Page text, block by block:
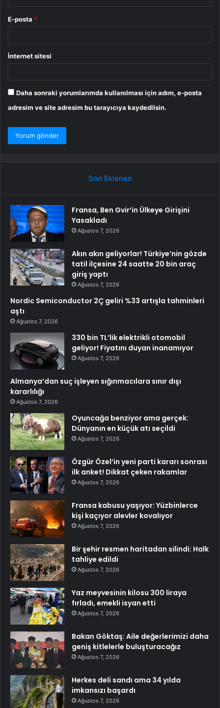
E-posta *
İnternet sitesi
Daha sonraki yorumlarımda kullanılması için adım, e-posta
adresim ve site adresim bu tarayıcıya kaydedilsin.
Son Eklenen
Fransa, Ben Gvir’in Ülkeye Girişini
Yasakladı
Ağustos 7, 2026
Akın akın geliyorlar! Türkiye’nin gözde
tatil ilçesine 24 saatte 20 bin araç
giriş yaptı
Ağustos 7, 2026
Nordic Semiconductor 2Ç geliri %33 artışla tahminleri
aştı
Ağustos 7, 2026
330 bin TL’lik elektrikli otomobil
geliyor! Fiyatını duyan inanamıyor
Ağustos 7, 2026
Almanya’dan suç işleyen sığınmacılara sınır dışı
kararlılığı
Ağustos 7, 2026
Oyuncağa benziyor ama gerçek:
Dünyanın en küçük atı seçildi
Ağustos 7, 2026
Özgür Özel’in yeni parti kararı sonrası
ilk anket! Dikkat çeken rakamlar
Ağustos 7, 2026
Fransa kabusu yaşıyor: Yüzbinlerce
kişi kaçıyor alevler kovalıyor
Ağustos 7, 2026
Bir şehir resmen haritadan silindi: Halk
tahliye edildi
Ağustos 7, 2026
Yaz meyvesinin kilosu 300 liraya
fırladı, emekli isyan etti
Ağustos 7, 2026
Bakan Göktaş: Aile değerlerimizi daha
geniş kitlelerle buluşturacağız
Ağustos 7, 2026
Herkes deli sandı ama 34 yılda
imkansızı başardı
Ağustos 7, 2026